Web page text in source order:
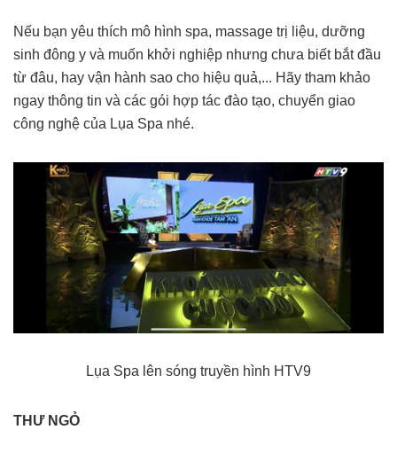
Nếu bạn yêu thích mô hình spa, massage trị liệu, dưỡng
sinh đông y và muốn khởi nghiệp nhưng chưa biết bắt đầu
từ đâu, hay vận hành sao cho hiệu quả,... Hãy tham khảo
ngay thông tin và các gói hợp tác đào tạo, chuyển giao
công nghệ của Lụa Spa nhé.
Lụa Spa lên sóng truyền hình HTV9
THƯ NGỎ